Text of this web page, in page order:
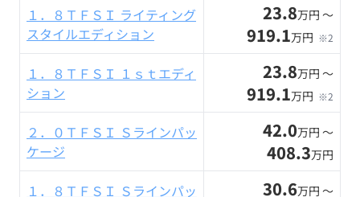
１．８ＴＦＳＩ ライティング
スタイルエディション
23.8万円 〜
919.1万円 ※2
１．８ＴＦＳＩ １ｓｔエディ
ション
23.8万円 〜
919.1万円 ※2
２．０ＴＦＳＩ Ｓラインパッ
ケージ
42.0万円 〜
408.3万円
１．８ＴＦＳＩ Ｓラインパッ
30.6万円 〜